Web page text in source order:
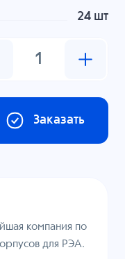
24 шт
Заказать
компания по
для РЭА.